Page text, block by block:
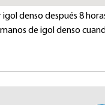
denso después 8
de igol denso